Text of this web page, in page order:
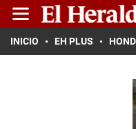
INICIO EH PLUS